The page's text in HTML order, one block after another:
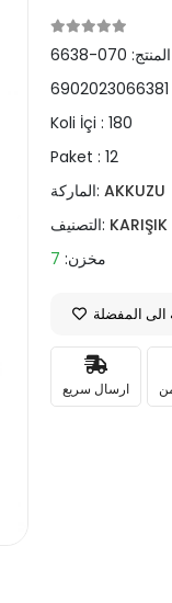
070-6638
6902023066381
Koli İçi :180
Paket :12
الماركة:AKKUZU
التصنيف: KARIŞIK
مخزن: 7
الى المفضلة
ارسال سريع